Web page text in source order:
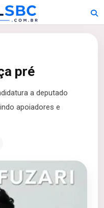
pré
a deputado
apoiadores e